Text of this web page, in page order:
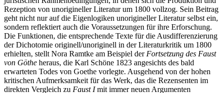
Rezeption von unorigineller Literatur um 1800 vollzog. Sein Beitrag
geht nicht nur auf die Eigenlogiken unorigineller Literatur selbst ein,
sondern reflektiert auch die Voraussetzungen für ihre Erforschung.
Die Funktionen, die entsprechende Texte für die Ausdifferenzierung
der Dichotomie originell/unoriginell in der Literaturkritik um 1800
erhielten, stellt Nora Ramtke am Beispiel der Fortsetzung des Faust
von Göthe heraus, die Karl Schöne 1823 angesichts des bald
erwarteten Todes von Goethe vorlegte. Ausgehend von der hohen
kritischen Aufmerksamkeit für das Werk, das die Rezensenten im
direkten Vergleich zu Faust Imit immer neuen Argumenten